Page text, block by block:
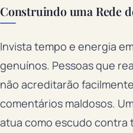
Construindo uma Rede
Invista tempo e energia
genuínos. Pessoas que
não acreditarão
comentários maldosos.
atua como escudo contra